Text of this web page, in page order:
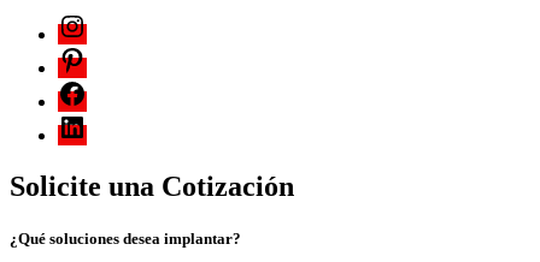
Solicite una Cotización
¿Qué soluciones desea implantar?